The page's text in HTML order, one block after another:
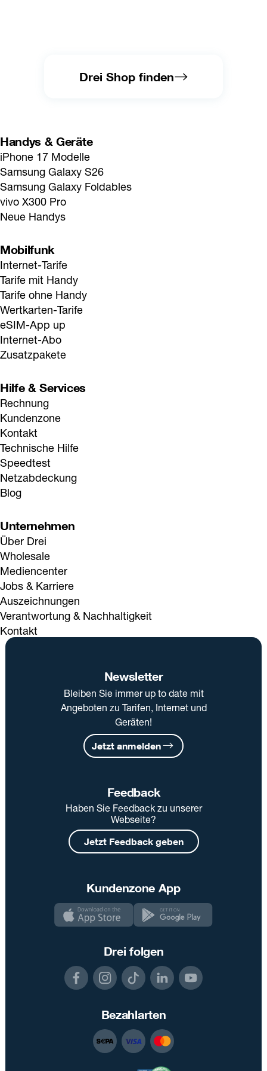
Drei Shop finden
Handys & Geräte
iPhone 17 Modelle
Samsung Galaxy S26
Samsung Galaxy Foldables
vivo X300 Pro
Neue Handys
Mobilfunk
Internet-Tarife
Tarife mit Handy
Tarife ohne Handy
Wertkarten-Tarife
eSIM-App up
Internet-Abo
Zusatzpakete
Hilfe & Services
Rechnung
Kundenzone
Kontakt
Technische Hilfe
Speedtest
Netzabdeckung
Blog
Unternehmen
Über Drei
Wholesale
Mediencenter
Jobs & Karriere
Auszeichnungen
Verantwortung & Nachhaltigkeit
Kontakt
Newsletter
Bleiben Sie immer up to date mit
Angeboten zu Tarifen, Internet und
Geräten!
Jetzt anmelden
Feedback
Haben Sie Feedback zu unserer
Webseite?
Jetzt Feedback geben
Kundenzone App
Drei folgen
Bezahlarten